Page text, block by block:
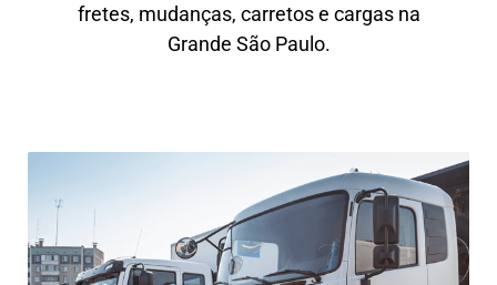
fretes, mudanças, carretos e cargas na
Grande São Paulo.